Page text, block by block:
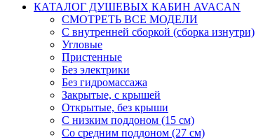
КАТАЛОГ ДУШЕВЫХ КАБИН AVACAN
СМОТРЕТЬ ВСЕ МОДЕЛИ
С внутренней сборкой (сборка изнутри)
Угловые
Пристенные
Без электрики
Без гидромассажа
Закрытые, с крышей
Открытые, без крыши
С низким поддоном (15 см)
Со средним поддоном (27 см)